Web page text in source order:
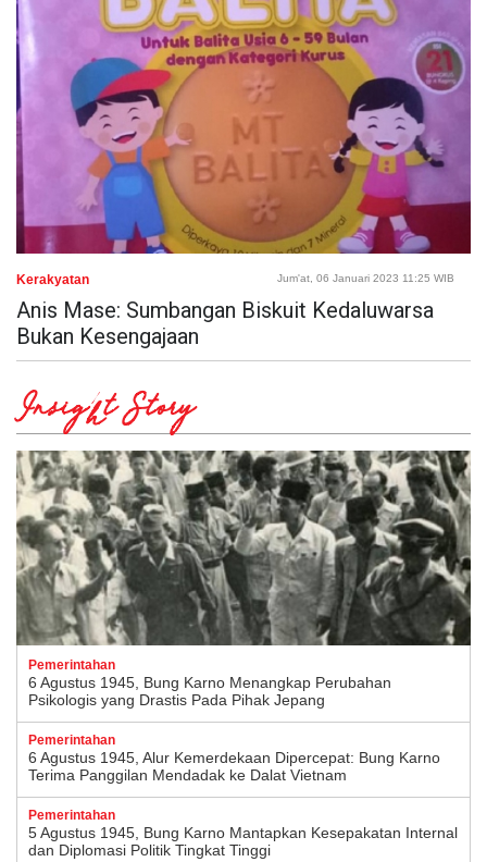
Kerakyatan Jum'at, 06 Januari 2023 11:25 WIB
Anis Mase: Sumbangan Biskuit Kedaluwarsa
Bukan Kesengajaan
Insight Story
Pemerintahan
6 Agustus 1945, Bung Karno Menangkap Perubahan
Psikologis yang Drastis Pada Pihak Jepang
Pemerintahan
6 Agustus 1945, Alur Kemerdekaan Dipercepat: Bung Karno
Terima Panggilan Mendadak ke Dalat Vietnam
Pemerintahan
5 Agustus 1945, Bung Karno Mantapkan Kesepakatan Internal
dan Diplomasi Politik Tingkat Tinggi